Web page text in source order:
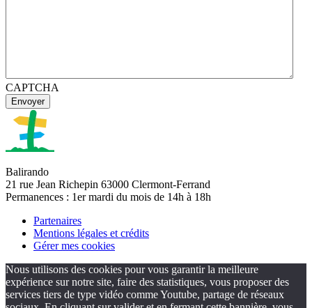
CAPTCHA
Balirando
21 rue Jean Richepin 63000 Clermont-Ferrand
Permanences : 1er mardi du mois de 14h à 18h
Partenaires
Mentions légales et crédits
Gérer mes cookies
Nous utilisons des cookies pour vous garantir la meilleure
expérience sur notre site, faire des statistiques, vous proposer des
services tiers de type vidéo comme Youtube, partage de réseaux